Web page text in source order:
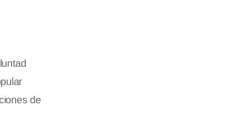
de